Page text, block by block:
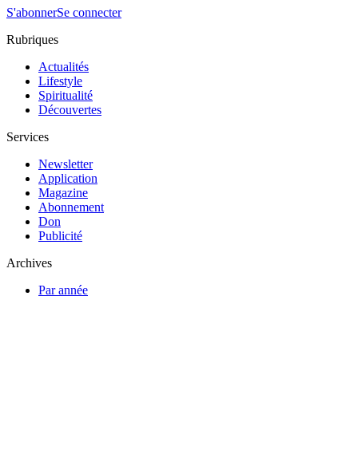
S'abonnerSe connecter
Rubriques
Actualités
Lifestyle
Spiritualité
Découvertes
Services
Newsletter
Application
Magazine
Abonnement
Don
Publicité
Archives
Par année